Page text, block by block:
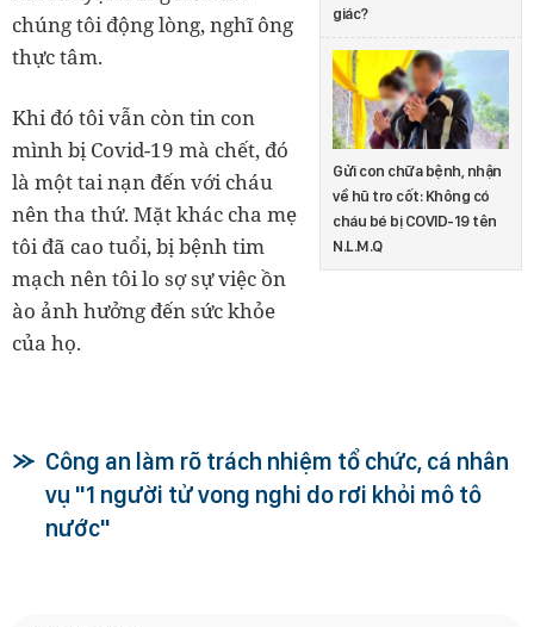
giác?
Gửi con chữa bệnh, nhận
về hũ tro cốt: Không có
cháu bé bị COVID-19 tên
N.L.M.Q
chúng tôi động lòng, nghĩ ông
thực tâm.
Khi đó tôi vẫn còn tin con
mình bị Covid-19 mà chết, đó
là một tai nạn đến với cháu
nên tha thứ. Mặt khác cha mẹ
tôi đã cao tuổi, bị bệnh tim
mạch nên tôi lo sợ sự việc ồn
ào ảnh hưởng đến sức khỏe
của họ.
Công an làm rõ trách nhiệm tổ chức, cá nhân
vụ "1 người tử vong nghi do rơi khỏi mô tô
nước"